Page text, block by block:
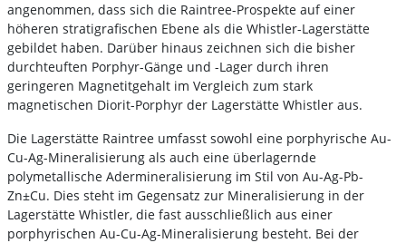
angenommen, dass sich die Raintree-Prospekte auf einer
höheren stratigrafischen Ebene als die Whistler-Lagerstätte
gebildet haben. Darüber hinaus zeichnen sich die bisher
durchteuften Porphyr-Gänge und -Lager durch ihren
geringeren Magnetitgehalt im Vergleich zum stark
magnetischen Diorit-Porphyr der Lagerstätte Whistler aus.
Die Lagerstätte Raintree umfasst sowohl eine porphyrische Au-
Cu-Ag-Mineralisierung als auch eine überlagernde
polymetallische Adermineralisierung im Stil von Au-Ag-Pb-
Zn±Cu. Dies steht im Gegensatz zur Mineralisierung in der
Lagerstätte Whistler, die fast ausschließlich aus einer
porphyrischen Au-Cu-Ag-Mineralisierung besteht. Bei der